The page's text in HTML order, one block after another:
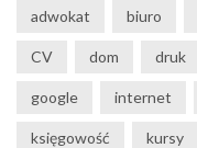
adwokat biuro
CV dom druk
google internet
księgowość kursy